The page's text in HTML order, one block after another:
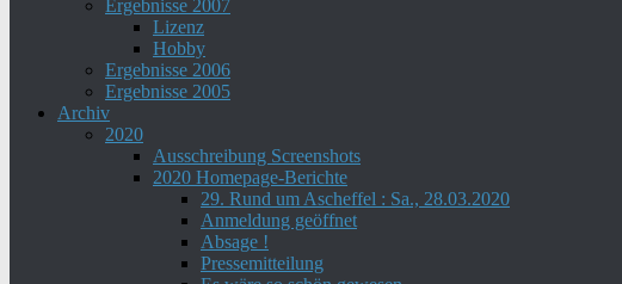
Ergebnisse 2007
Lizenz
Hobby
Ergebnisse 2006
Ergebnisse 2005
Archiv
2020
Ausschreibung Screenshots
2020 Homepage-Berichte
29. Rund um Ascheffel : Sa., 28.03.2020
Anmeldung geöffnet
Absage !
Pressemitteilung